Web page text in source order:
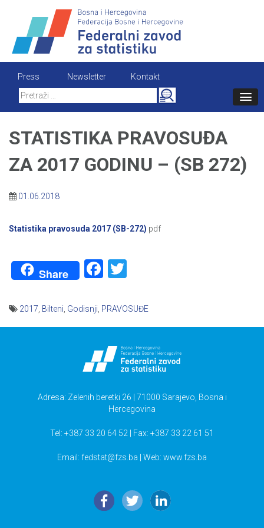
content
Press Newsletter
Kontakt
Search
for:
STATISTIKA PRAVOSUĐA
ZA 2017 GODINU – (SB 272)
01.06.2018
Statistika pravosuda 2017 (SB-272) pdf
Share Facebook
2017 Bilteni Godisnji PRAVOSUĐE
Adresa: Zelenih beretki 26 | 71000 Sarajevo, Bosna i
Hercegovina
Tel: +387 33 20 64 52 | Fax: +387 33 22 61 51
Email: fedstat@fzs.ba | Web: www.fzs.ba